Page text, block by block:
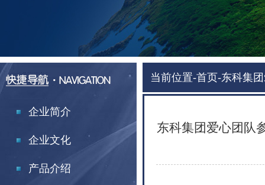
企业简介
企业文化
产品介绍
当前位置-首页-东科集
东科集团爱心团队